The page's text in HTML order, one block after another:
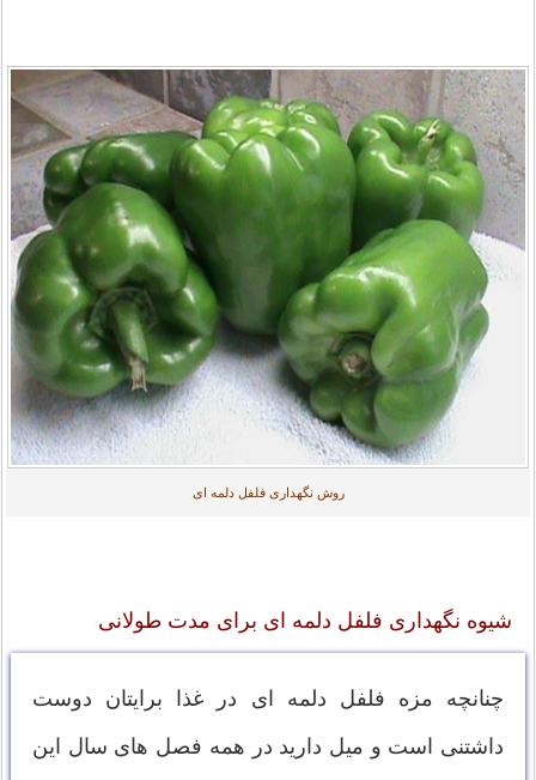
روش نگهداری فلفل دلمه ای
شیوه نگهداری فلفل دلمه ای برای مدت طولانی
چنانچه مزه فلفل دلمه ای در غذا برایتان دوست
داشتنی است و میل دارید در همه فصل های سال این